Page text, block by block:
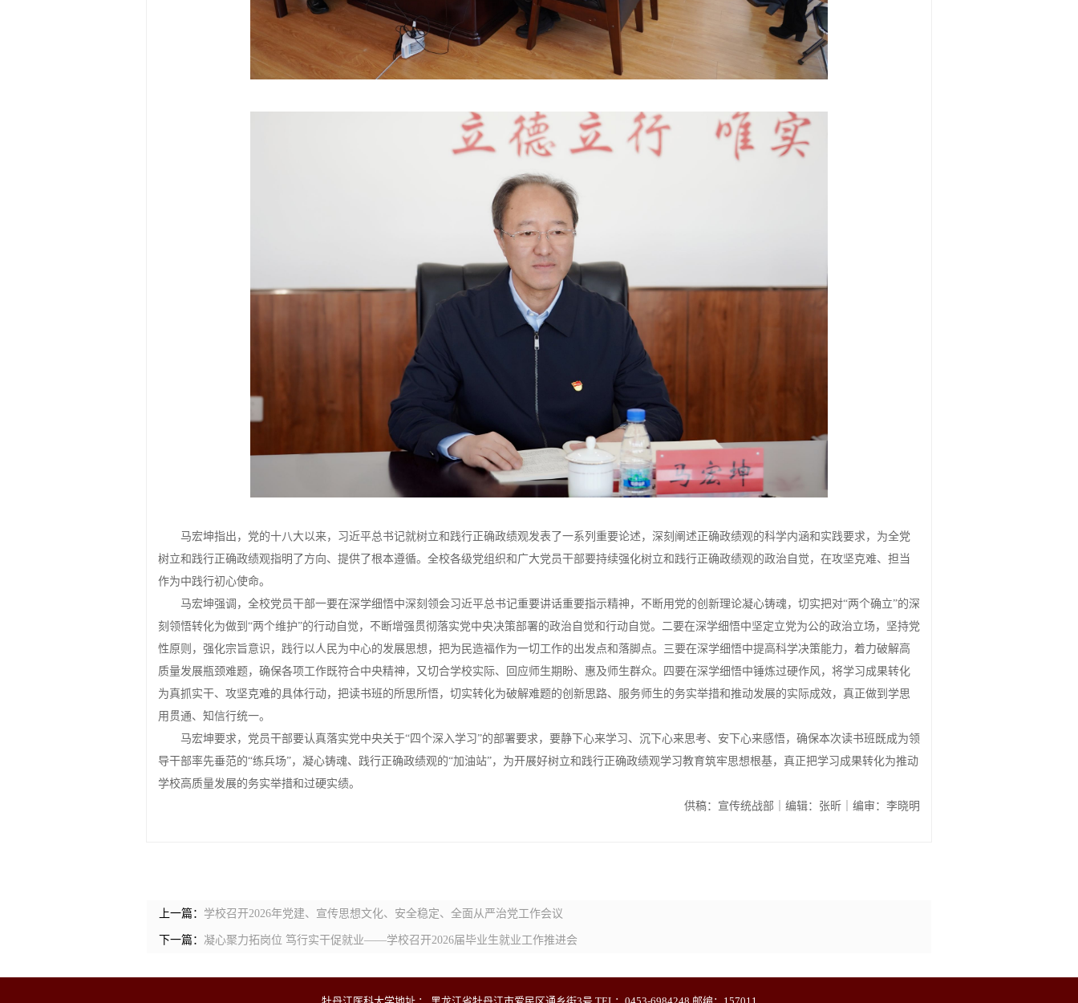
马宏坤指出，党的十八大以来，习近平总书记就树立和践行正确政绩观发表了一系列重要论述，深刻阐述正确政绩观的科学内涵和实践要求，为全党
树立和践行正确政绩观指明了方向、提供了根本遵循。全校各级党组织和广大党员干部要持续强化树立和践行正确政绩观的政治自觉，在攻坚克难、担当
作为中践行初心使命。
马宏坤强调，全校党员干部一要在深学细悟中深刻领会习近平总书记重要讲话重要指示精神，不断用党的创新理论凝心铸魂，切实把对“两个确立”的深
刻领悟转化为做到“两个维护”的行动自觉，不断增强贯彻落实党中央决策部署的政治自觉和行动自觉。二要在深学细悟中坚定立党为公的政治立场，坚持党
性原则，强化宗旨意识，践行以人民为中心的发展思想，把为民造福作为一切工作的出发点和落脚点。三要在深学细悟中提高科学决策能力，着力破解高
质量发展瓶颈难题，确保各项工作既符合中央精神，又切合学校实际、回应师生期盼、惠及师生群众。四要在深学细悟中锤炼过硬作风，将学习成果转化
为真抓实干、攻坚克难的具体行动，把读书班的所思所悟，切实转化为破解难题的创新思路、服务师生的务实举措和推动发展的实际成效，真正做到学思
用贯通、知信行统一。
马宏坤要求，党员干部要认真落实党中央关于“四个深入学习”的部署要求，要静下心来学习、沉下心来思考、安下心来感悟，确保本次读书班既成为领
导干部率先垂范的“练兵场”，凝心铸魂、践行正确政绩观的“加油站”，为开展好树立和践行正确政绩观学习教育筑牢思想根基，真正把学习成果转化为推动
学校高质量发展的务实举措和过硬实绩。
供稿：宣传统战部｜编辑：张昕｜编审：李晓明
上一篇： 学校召开2026年党建、宣传思想文化、安全稳定、全面从严治党工作会议
下一篇： 凝心聚力拓岗位 笃行实干促就业——学校召开2026届毕业生就业工作推进会